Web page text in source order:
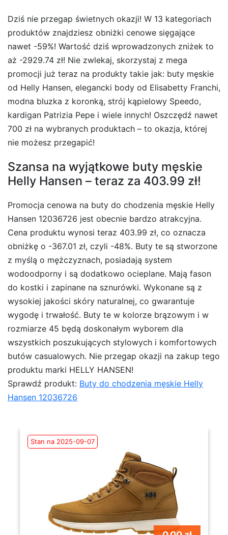
Dziś nie przegap świetnych okazji! W 13 kategoriach
produktów znajdziesz obniżki cenowe sięgające
nawet -59%! Wartość dziś wprowadzonych zniżek to
aż -2929.74 zł! Nie zwlekaj, skorzystaj z mega
promocji już teraz na produkty takie jak: buty męskie
od Helly Hansen, elegancki body od Elisabetty Franchi,
modna bluzka z koronką, strój kąpielowy Speedo,
kardigan Patrizia Pepe i wiele innych! Oszczędź nawet
700 zł na wybranych produktach – to okazja, której
nie możesz przegapić!
Szansa na wyjątkowe buty męskie
Helly Hansen – teraz za 403.99 zł!
Promocja cenowa na buty do chodzenia męskie Helly
Hansen 12036726 jest obecnie bardzo atrakcyjna.
Cena produktu wynosi teraz 403.99 zł, co oznacza
obniżkę o -367.01 zł, czyli -48%. Buty te są stworzone
z myślą o mężczyznach, posiadają system
wodoodporny i są dodatkowo ocieplane. Mają fason
do kostki i zapinane na sznurówki. Wykonane są z
wysokiej jakości skóry naturalnej, co gwarantuje
wygodę i trwałość. Buty te w kolorze brązowym i w
rozmiarze 45 będą doskonałym wyborem dla
wszystkich poszukujących stylowych i komfortowych
butów casualowych. Nie przegap okazji na zakup tego
produktu marki HELLY HANSEN!
Sprawdź produkt: Buty do chodzenia męskie Helly
Hansen 12036726
Stan na 2025-09-07